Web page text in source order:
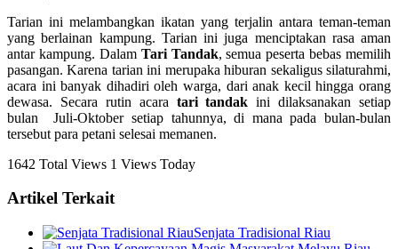
Tarian ini melambangkan ikatan yang terjalin antara teman-teman
yang berlainan kampung. Tarian ini juga menciptakan rasa aman
antar kampung. Dalam Tari Tandak, semua peserta bebas memilih
pasangan. Karena tarian ini merupaka hiburan sekaligus silaturahmi,
acara ini banyak dihadiri oleh warga, dari anak kecil hingga orang
dewasa. Secara rutin acara tari tandak ini dilaksanakan setiap
bulan Juli-Oktober setiap tahunnya, di mana pada bulan-bulan
tersebut para petani selesai memanen.
1642 Total Views 1 Views Today
Artikel Terkait
Senjata Tradisional Riau